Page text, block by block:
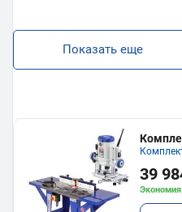
Показать еще
39